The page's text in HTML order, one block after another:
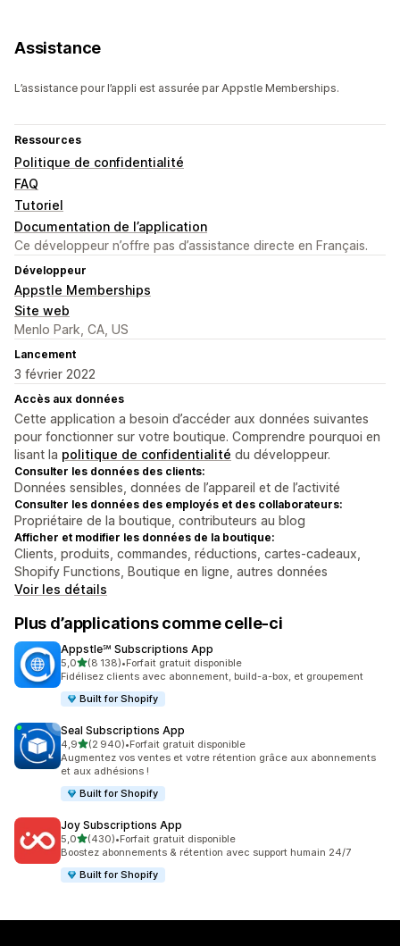
Assistance
L’assistance pour l’appli est assurée par Appstle Memberships.
Ressources
Politique de confidentialité
FAQ
Tutoriel
Documentation de l’application
Ce développeur n’offre pas d’assistance directe en Français.
Développeur
Appstle Memberships
Site web
Menlo Park, CA, US
Lancement
3 février 2022
Accès aux données
Cette application a besoin d’accéder aux données suivantes
pour fonctionner sur votre boutique. Comprendre pourquoi en
lisant la politique de confidentialité du développeur.
Consulter les données des clients:
Données sensibles, données de l’appareil et de l’activité
Consulter les données des employés et des collaborateurs:
Propriétaire de la boutique, contributeurs au blog
Afficher et modifier les données de la boutique:
Clients, produits, commandes, réductions, cartes-cadeaux,
Shopify Functions, Boutique en ligne, autres données
Voir les détails
Plus d’applications comme celle-ci
Appstle℠ Subscriptions App
5,0étoile(s) sur 5
(8 138)
8138 avis au total
•Forfait gratuit disponible
Fidélisez clients avec abonnement, build-a-box, et groupement
Built for Shopify
Seal Subscriptions App
4,9étoile(s) sur 5
(2 940)
2940 avis au total
•Forfait gratuit disponible
Augmentez vos ventes et votre rétention grâce aux abonnements
et aux adhésions !
Built for Shopify
Joy Subscriptions App
5,0étoile(s) sur 5
(430)
430 avis au total
•Forfait gratuit disponible
Boostez abonnements & rétention avec support humain 24/7
Built for Shopify